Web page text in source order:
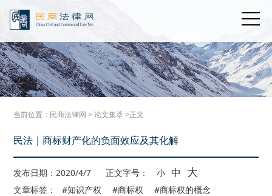
当前位置： 民商法律网 >论文集萃>正文
民法｜商标财产化的负面效应及其化解
发布日期：2020/4/7 正文字号： 小 中 大
文章标签： #知识产权 #商标权 #商标权的概念